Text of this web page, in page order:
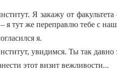
Я закажу от
я тут же переправлю тебе с
я.
увидимся. Ты так давно
этот визит вежливости...